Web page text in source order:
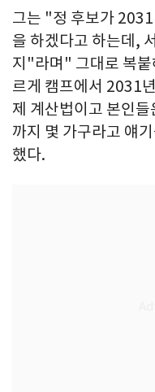
그는 "정 후보가
을 하겠다고 하는데,
지"라며" 그대로 복붙
르게 캠프에서 2031
제 계산법이고 본인
까지 몇 가구라고 얘
했다.